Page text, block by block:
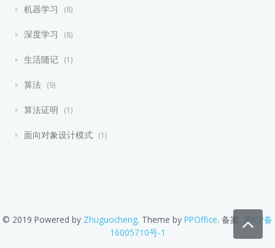
机器学习 8
深度学习 8
生活随记 1
算法 9
算法证明 1
面向对象设计模式 1
© 2019 Powered by Zhuguocheng. Theme by PPOffice. 备案: 冀ICP备
16005710号-1